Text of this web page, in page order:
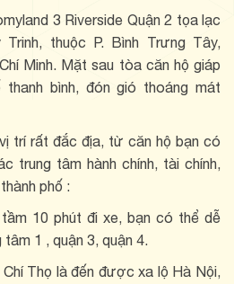
3 Riverside Quận 2 tọa lạc
thuộc P. Bình Trưng Tây,
Minh. Mặt sau tòa căn hộ giáp
bình, đón gió thoáng mát
trí rất đắc địa, từ căn hộ bạn có
trung tâm hành chính, tài chính,
phố :
10 phút đi xe, bạn có thể dễ
1 , quận 3, quận 4.
Thọ là đến được xa lộ Hà Nội,